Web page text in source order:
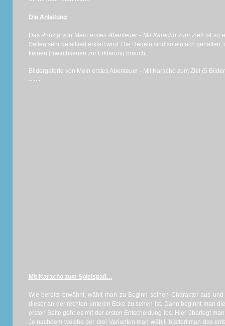
Die Anleitung
Das Prinzip vonMein erstes Abenteuer - Mit Karacho zum Ziel! ist so
Seiten sehr detailliert erklärt wird. Die Regeln sind so einfach gehalten,
keinen Erwachsenen zur Erklärung braucht.
Bildergalerie von Mein erstes Abenteuer - Mit Karacho zum Ziel (5
Mit Karacho zum Spielspaß…
Wie bereits erwähnt, wählt man zu Beginn seinen Charakter aus
dieser an der rechten unteren Ecke zu sehen ist. Dann beginnt man
ersten Seite geht es mit der ersten Entscheidung los. Hier überlegt
Je nachdem welche der drei Varianten man wählt, blättert man das